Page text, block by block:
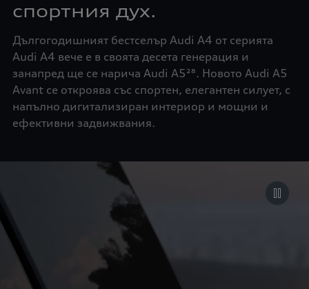
спортния дух.
Дългогодишният бестселър Audi A4 от серията
Audi A4 вече е в своята десета генерация и
занапред ще се нарича Audi A5²⁸. Новото Audi A5
Avant се откроява със спортен, елегантен силует, с
напълно дигитализиран интериор и мощни и
ефективни задвижвания.